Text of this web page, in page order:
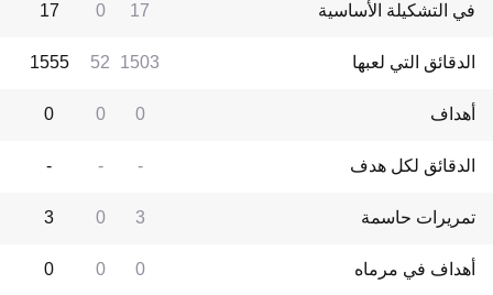
في التشكيلة الأساسية 17
0
17
الدقائق التي لعبها 1503
52
1555
أهداف 0
0
0
الدقائق لكل هدف -
-
-
تمريرات حاسمة 3
0
3
أهداف في مرماه 0
0
0